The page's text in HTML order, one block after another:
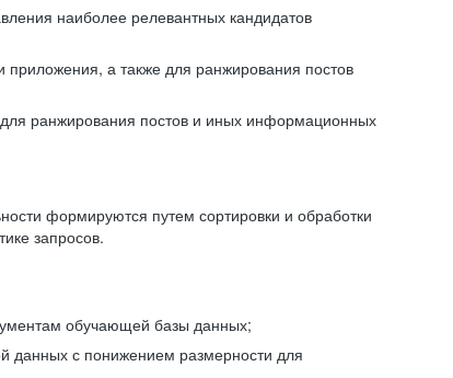
наиболее релевантных кандидатов
а также для ранжирования постов
ранжирования постов и иных информационных
формируются путем сортировки и обработки
запросов.
обучающей базы данных;
данных с понижением размерности для